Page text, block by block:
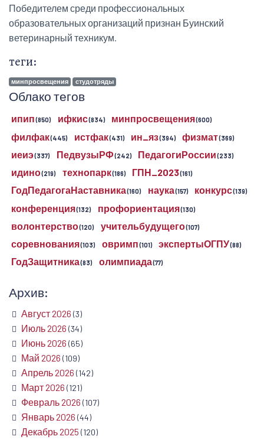
Победителем среди профессиональных
образовательных организаций признан Буинский
ветеринарный техникум.
теги:
минпросвещения студотряды
Облако тегов
ипип(850) ифкис(834) минпросвещения(600)
филфак(445) истфак(431) ин_яз(394) физмат(369)
иеиэ(337) ПедвузыРФ(242) ПедагогиРоссии(233)
идино(219) технопарк(186) ГПН_2023(161)
ГодПедагогаНаставника(160) наука(157) конкурс(139)
конференция(132) профориентация(130)
волонтерство(120) учительбудущего(107)
соревнования(103) овримп(101) экспертыОГПУ(88)
ГодЗащитника(83) олимпиада(77)
Архив:
Август 2026 (3)
Июль 2026 (34)
Июнь 2026 (65)
Май 2026 (109)
Апрель 2026 (142)
Март 2026 (121)
Февраль 2026 (107)
Январь 2026 (44)
Декабрь 2025 (120)